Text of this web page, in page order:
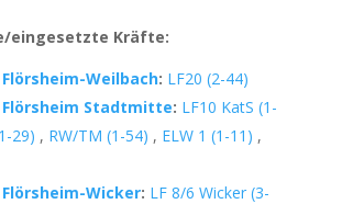
eingesetzte Kräfte:
Weilbach: LF20 (2-44)
Flörsheim Stadtmitte: LF10 KatS (1-
29) , RW/TM (1-54) , ELW 1 (1-11) ,
Wicker: LF 8/6 Wicker (3-